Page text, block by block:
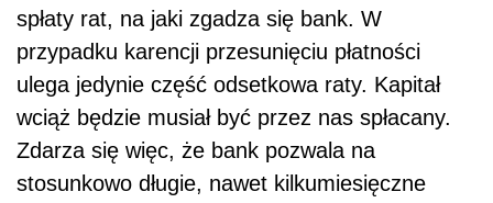
spłaty rat, na jaki zgadza się bank. W
przypadku karencji przesunięciu płatności
ulega jedynie część odsetkowa raty. Kapitał
wciąż będzie musiał być przez nas spłacany.
Zdarza się więc, że bank pozwala na
stosunkowo długie, nawet kilkumiesięczne